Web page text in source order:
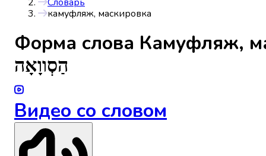
камуфляж, маскировка
Форма слова Камуфляж,
הַסְווָאָה
Видео со словом